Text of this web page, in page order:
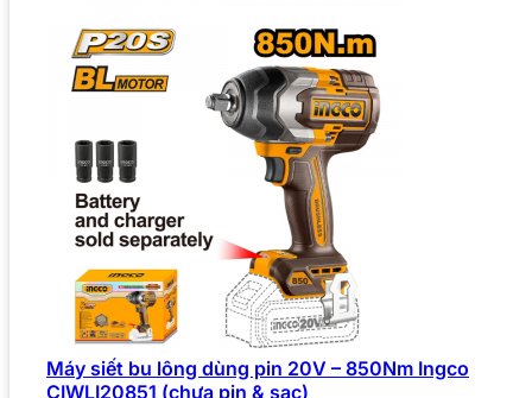
Máy siết bu lông dùng pin 20V – 850Nm Ingco
CIWLI20851 (chưa pin & sạc)